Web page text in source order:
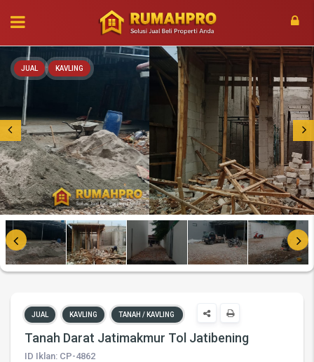
JUAL KAVLING
JUAL KAVLING TANAH / KAVLING
Tanah Darat Jatimakmur Tol Jatibening
ID Iklan: CP-4862